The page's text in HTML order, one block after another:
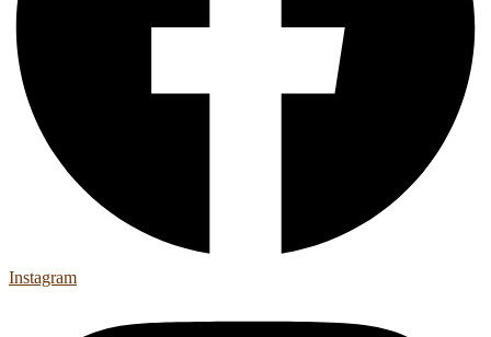
Instagram